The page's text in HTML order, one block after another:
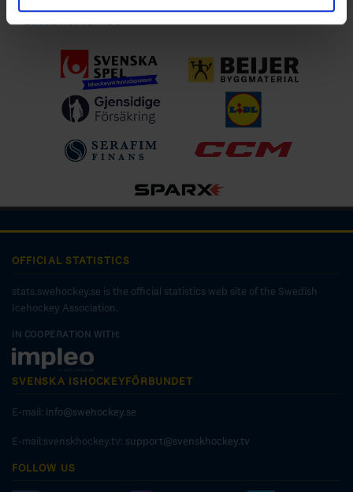
Ladda ner för IOS
OFFICIAL STATISTICS
stats.swehockey.se is the official statistics web site of the Swedish
Icehockey Association.
IN COOPERATION WITH:
SVENSKA ISHOCKEYFÖRBUNDET
E-mail: info@swehockey.se
E-mail:svenskhockey.tv: support@svenskhockey.tv
FOLLOW US